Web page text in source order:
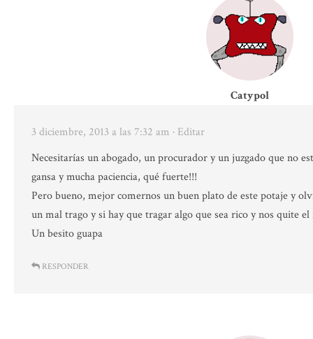
Catypol
3 diciembre, 2013 a las 7:32 am · Editar
Necesitarías un abogado, un procurador y un juzgado que no
gansa y mucha paciencia, qué fuerte!!!
Pero bueno, mejor comernos un buen plato de este potaje y
un mal trago y si hay que tragar algo que sea rico y nos quite
Un besito guapa
RESPONDER